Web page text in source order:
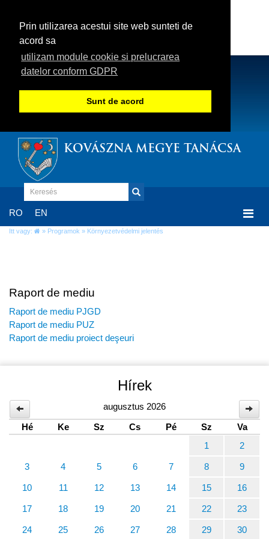
Prin utilizarea acestui site web sunteti de
acord sa
utilizam module cookie si prelucrarea
datelor conform GDPR
Sunt de acord
KOVÁSZNA MEGYE TANÁCSA
RO EN
Itt vagy: » Programok » Környezetvédelmi jelentés
Raport de mediu
Raport de mediu PJGD
Raport de mediu PUZ
Raport de mediu proiect deşeuri
Hírek
augusztus 2026
Hé
Ke Sz Cs Pé Sz
Va
1
2
3 4 5 6 7 8 9
10 11 12 13 14 15 16
17 18 19 20 21 22 23
24 25 26 27 28 29 30